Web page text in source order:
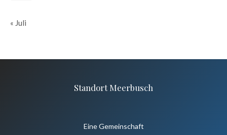
« Juli
Standort Meerbusch
Eine Gemeinschaft